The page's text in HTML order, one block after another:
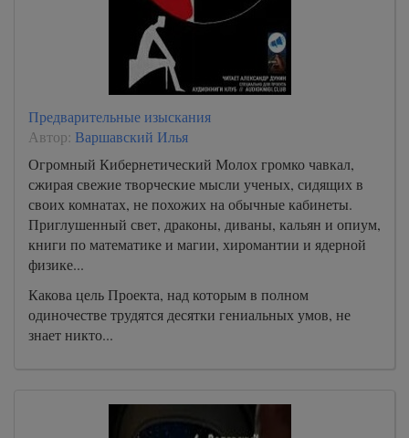
Предварительные изыскания
Автор: Варшавский Илья
Огромный Кибернетический Молох громко чавкал,
сжирая свежие творческие мысли ученых, сидящих в
своих комнатах, не похожих на обычные кабинеты.
Приглушенный свет, драконы, диваны, кальян и опиум,
книги по математике и магии, хиромантии и ядерной
физике...
Какова цель Проекта, над которым в полном
одиночестве трудятся десятки гениальных умов, не
знает никто...